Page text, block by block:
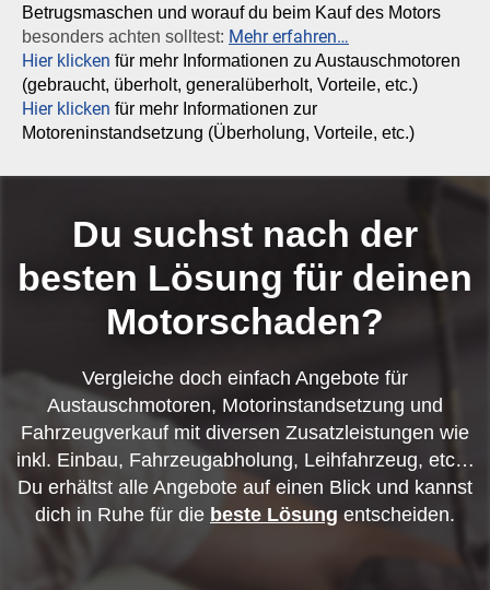
Betrugsmaschen und worauf du beim Kauf des Motors
besonders achten solltest: Mehr erfahren…
Hier klicken für mehr Informationen zu Austauschmotoren
(gebraucht, überholt, generalüberholt, Vorteile, etc.)
Hier klicken für mehr Informationen zur
Motoreninstandsetzung (Überholung, Vorteile, etc.)
Du suchst nach der
besten Lösung für deinen
Motorschaden?
Vergleiche doch einfach Angebote für
Austauschmotoren, Motorinstandsetzung und
Fahrzeugverkauf mit diversen Zusatzleistungen wie
inkl. Einbau, Fahrzeugabholung, Leihfahrzeug, etc…
Du erhältst alle Angebote auf einen Blick und kannst
dich in Ruhe für die beste Lösung entscheiden.